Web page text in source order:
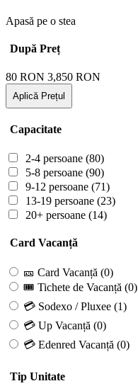
Apasă pe o stea
După Preț
80 RON 3,850 RON
Aplică Prețul
Capacitate
2-4 persoane (80)
5-8 persoane (90)
9-12 persoane (71)
13-19 persoane (23)
20+ persoane (14)
Card Vacanță
🎫 Card Vacanță (0)
🎟 Tichete de Vacanță (0)
💳 Sodexo / Pluxee (1)
💳 Up Vacanță (0)
💳 Edenred Vacanță (0)
Tip Unitate